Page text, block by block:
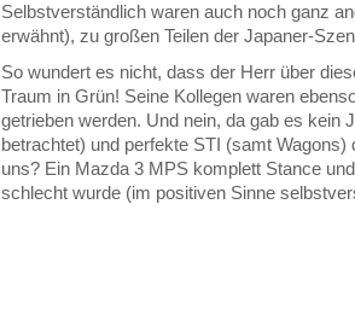
Selbstverständlich waren auch noch ganz
erwähnt), zu großen Teilen der Japaner-
So wundert es nicht, dass der Herr über
Traum in Grün! Seine Kollegen waren
getrieben werden. Und nein, da gab es
betrachtet) und perfekte STI (samt
uns? Ein Mazda 3 MPS komplett Stance
schlecht wurde (im positiven Sinne